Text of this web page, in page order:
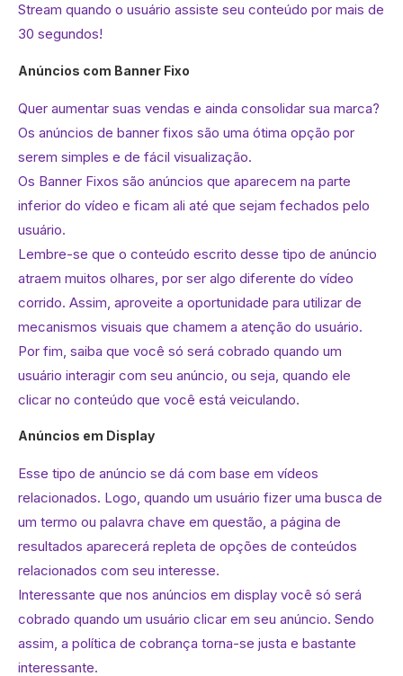
Stream quando o usuário assiste seu conteúdo por mais de
30 segundos!
Anúncios com Banner Fixo
Quer aumentar suas vendas e ainda consolidar sua marca?
Os anúncios de banner fixos são uma ótima opção por
serem simples e de fácil visualização.
Os Banner Fixos são anúncios que aparecem na parte
inferior do vídeo e ficam ali até que sejam fechados pelo
usuário.
Lembre-se que o conteúdo escrito desse tipo de anúncio
atraem muitos olhares, por ser algo diferente do vídeo
corrido. Assim, aproveite a oportunidade para utilizar de
mecanismos visuais que chamem a atenção do usuário.
Por fim, saiba que você só será cobrado quando um
usuário interagir com seu anúncio, ou seja, quando ele
clicar no conteúdo que você está veiculando.
Anúncios em Display
Esse tipo de anúncio se dá com base em vídeos
relacionados. Logo, quando um usuário fizer uma busca de
um termo ou palavra chave em questão, a página de
resultados aparecerá repleta de opções de conteúdos
relacionados com seu interesse.
Interessante que nos anúncios em display você só será
cobrado quando um usuário clicar em seu anúncio. Sendo
assim, a política de cobrança torna-se justa e bastante
interessante.